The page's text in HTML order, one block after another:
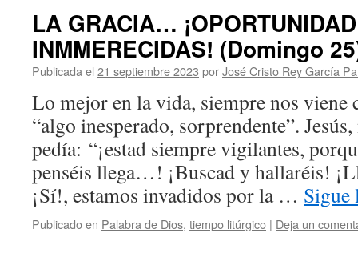
LA GRACIA…
INMMERECIDAS! (Domingo
Publicada el 21 septiembre 2023 porJosé Cristo Rey García
Lo mejor en la vida, siempre nos viene
“algo inesperado, sorprendente”.
pedía: “¡estad siempre vigilantes,
penséis llega…! ¡Buscad y hallaréis!
¡Sí!, estamos invadidos por la …
Publicado en Palabra de Dios, tiempo litúrgico | Deja un